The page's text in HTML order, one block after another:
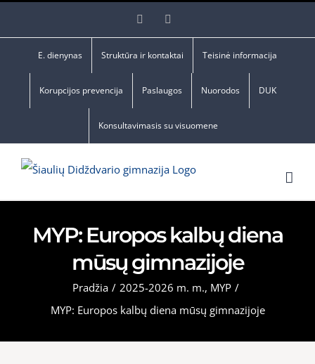
Facebook
E. dienynas Struktūra ir kontaktai Teisinė informacija
Korupcijos prevencija Paslaugos Nuorodos DUK
Konsultavimasis su visuomene
MYP: Europos kalbų diena
mūsų gimnazijoje
Pradžia / 2025-2026 m. m., MYP /
MYP: Europos kalbų diena mūsų gimnazijoje